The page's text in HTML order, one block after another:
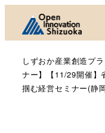
しずおか産業創造プ
ナー】【11/29開催】
掴む経営セミナー(静